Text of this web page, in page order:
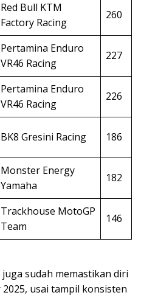
Red Bull KTM
Factory Racing
260
Pertamina Enduro
VR46 Racing
227
Pertamina Enduro
VR46 Racing
226
BK8 Gresini Racing 186
Monster Energy
Yamaha
182
Trackhouse MotoGP
Team
146
sudah memastikan diri
usai tampil konsisten